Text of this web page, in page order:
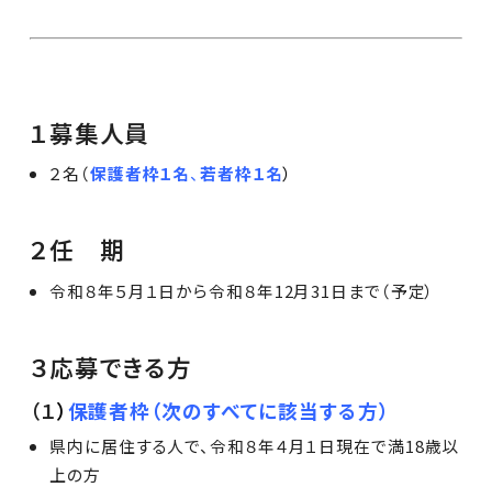
１募集人員
２名（保護者枠１名、若者枠１名）
２任 期
令和８年５月１日から令和８年12月31日まで（予定）
３応募できる方
（１） 保護者枠 （次のすべてに該当する方）
県内に居住する人で、令和８年４月１日現在で満18歳以
上の方